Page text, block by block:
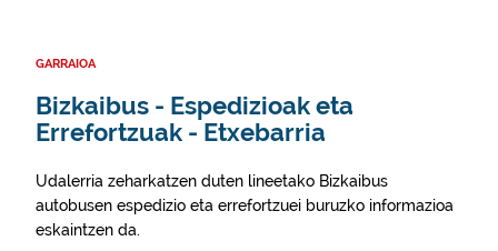
GARRAIOA
Bizkaibus - Espedizioak eta
Errefortzuak - Etxebarria
Udalerria zeharkatzen duten lineetako Bizkaibus
autobusen espedizio eta errefortzuei buruzko informazioa
eskaintzen da.